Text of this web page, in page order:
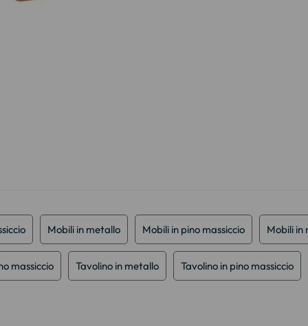
Mobili in metallo Mobili in pino massiccio Mobili in
massiccio Tavolino in metallo Tavolino in pino massiccio